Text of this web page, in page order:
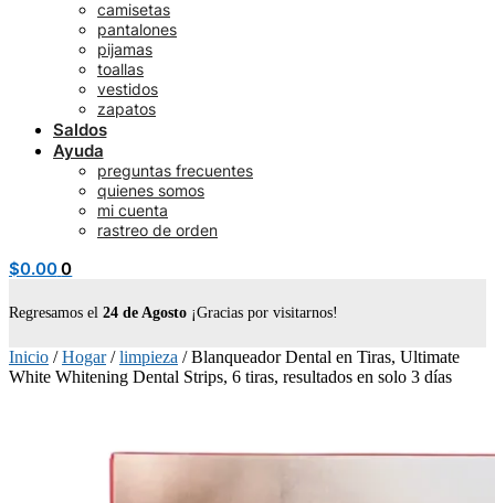
camisetas
pantalones
pijamas
toallas
vestidos
zapatos
Saldos
Ayuda
preguntas frecuentes
quienes somos
mi cuenta
rastreo de orden
$0.00 0
Regresamos el 24 de Agosto ¡Gracias por visitarnos!
Inicio /Hogar/limpieza /Blanqueador Dental en Tiras, Ultimate
White Whitening Dental Strips, 6 tiras, resultados en solo 3 días